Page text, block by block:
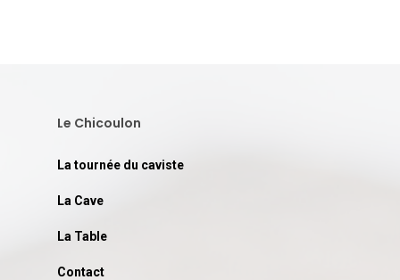
Le Chicoulon
La tournée du caviste
La Cave
La Table
Contact